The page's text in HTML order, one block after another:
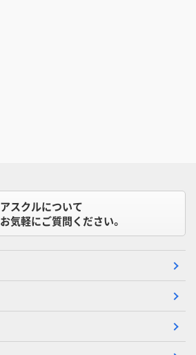
アスクルについて
お気軽にご質問ください。